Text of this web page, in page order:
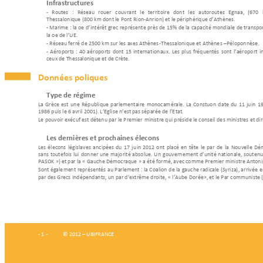
- 1 - © 2012 – UBIFRANCE
Infrastructures
- Routes : Réseau routier couvrant le territoire dont les autoroutes Egnatia, (670
Thessalonique (800 km dont le Pont Rion-Antirion) et le périphérique d’Athènes.
- Maritime : la flotte d’intérêt grec représente près de 15% de la capacité mondiale de
la flotte de l’UE.
- Réseau ferré de 2500 km sur les axes Athènes-Thessalonique et Athènes –Péloponnèse.
- Aéroports : 40 aéroports dont 15 internationaux. Les plus fréquentés sont l’aéroport
ceux de Thessalonique et de Crète.
Données politiques
Type de régime
La Grèce est une République parlementaire monocamérale. La Constitution date du 11 juin
1986 puis le 6 avril 2001). L’Eglise n’est pas séparée de l’Etat.
Le pouvoir exécutif est détenu par le Premier ministre qui préside le conseil des ministres et
Les dernières et prochaines élections
Les élections législatives anticipées du 17 juin 2012 ont placé en tête le parti de la Nouvelle
sans toutefois lui donner une majorité absolue. Un gouvernement d’unité nationale,
PASOK ») et par la « Gauche Démocratique » a été formé, avec comme Premier ministre
Sont également représentés au Parlement : la Coalition de la gauche radicale (Syriza) , arrivée
parti des Grecs Indépendants, un parti d’extrême droite, « l’Aube Dorée», et le Parti communiste